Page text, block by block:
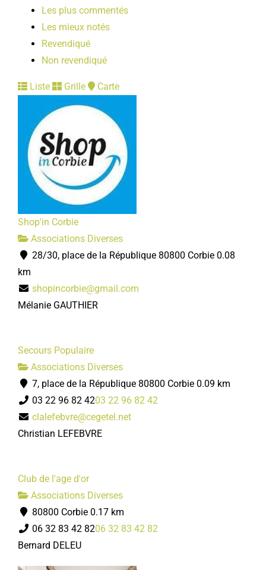
Les plus commentés
Les mieux notés
Revendiqué
Non revendiqué
Liste Grille Carte
Shop'in Corbie
Associations Diverses
28/30, place de la République 80800 Corbie 0.08
km
shopincorbie@gmail.com
Mélanie GAUTHIER
Secours Populaire
Associations Diverses
7, place de la République 80800 Corbie 0.09 km
03 22 96 82 4203 22 96 82 42
clalefebvre@cegetel.net
Christian LEFEBVRE
Club de l'age d'or
Associations Diverses
80800 Corbie 0.17 km
06 32 83 42 8206 32 83 42 82
Bernard DELEU